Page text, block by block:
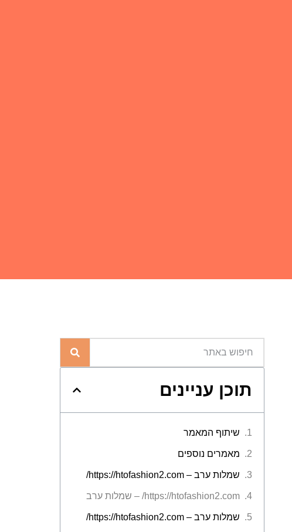
תוכן עניינים
שיתוף המאמר
מאמרים נוספים
שמלות ערב – https://htofashion2.com/
https://htofashion2.com/ – שמלות ערב
שמלות ערב – https://htofashion2.com/